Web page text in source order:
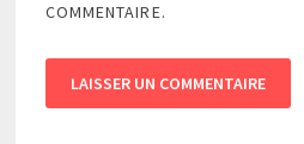
COMMENTAIRE.